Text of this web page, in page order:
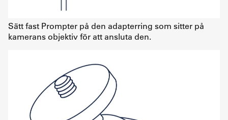
Sätt fast Prompter på den adapterring som sitter på
kamerans objektiv för att ansluta den.